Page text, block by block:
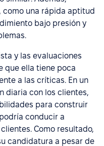
una rápida aptitud
bajo presión y
y las evaluaciones
que ella tiene poca
a las críticas. En un
diaria con los clientes,
para construir
conducir a
Como resultado,
candidatura a pesar de